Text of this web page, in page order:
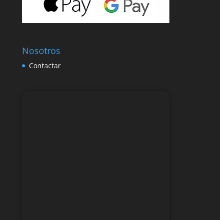
Nosotros
Contactar